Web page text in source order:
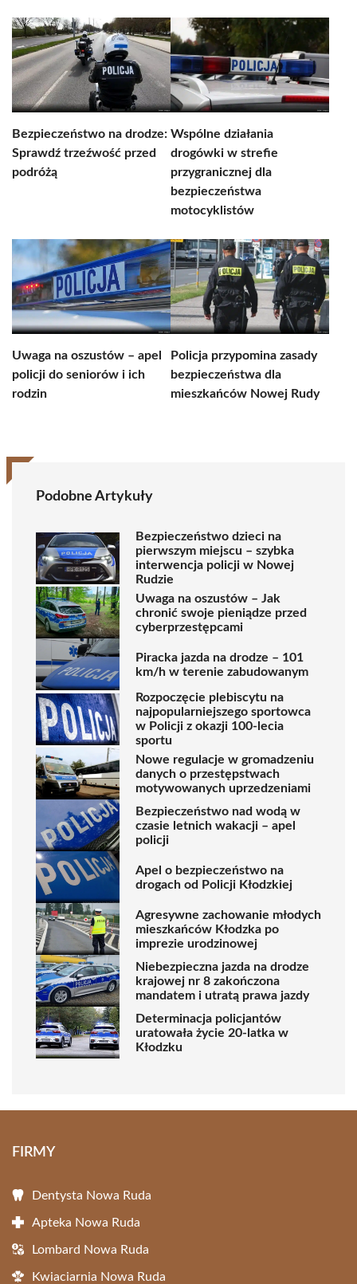
Bezpieczeństwo na drodze:
Sprawdź trzeźwość przed
podróżą
Wspólne działania
drogówki w strefie
przygranicznej dla
bezpieczeństwa
motocyklistów
Uwaga na oszustów – apel
policji do seniorów i ich
rodzin
Policja przypomina zasady
bezpieczeństwa dla
mieszkańców Nowej Rudy
Podobne Artykuły
Bezpieczeństwo dzieci na
pierwszym miejscu – szybka
interwencja policji w Nowej
Rudzie
Uwaga na oszustów – Jak
chronić swoje pieniądze przed
cyberprzestępcami
Piracka jazda na drodze – 101
km/h w terenie zabudowanym
Rozpoczęcie plebiscytu na
najpopularniejszego sportowca
w Policji z okazji 100-lecia
sportu
Nowe regulacje w gromadzeniu
danych o przestępstwach
motywowanych uprzedzeniami
Bezpieczeństwo nad wodą w
czasie letnich wakacji – apel
policji
Apel o bezpieczeństwo na
drogach od Policji Kłodzkiej
Agresywne zachowanie młodych
mieszkańców Kłodzka po
imprezie urodzinowej
Niebezpieczna jazda na drodze
krajowej nr 8 zakończona
mandatem i utratą prawa jazdy
Determinacja policjantów
uratowała życie 20-latka w
Kłodzku
FIRMY
Dentysta Nowa Ruda
Apteka Nowa Ruda
Lombard Nowa Ruda
Kwiaciarnia Nowa Ruda